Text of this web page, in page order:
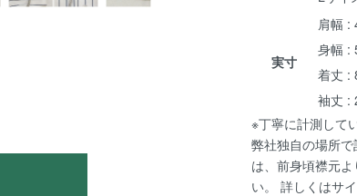
実寸
肩幅 :
身幅 :
着丈 :
袖丈 :
※丁寧に計測して
弊社独自の場所
は、前身頃襟元
い。 詳しくはサ